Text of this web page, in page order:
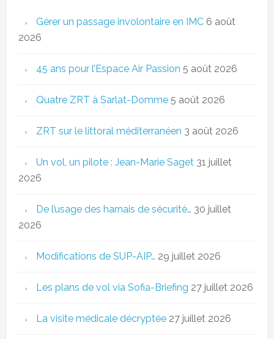
Gérer un passage involontaire en IMC 6 août
2026
45 ans pour l’Espace Air Passion 5 août 2026
Quatre ZRT à Sarlat-Domme 5 août 2026
ZRT sur le littoral méditerranéen 3 août 2026
Un vol, un pilote : Jean-Marie Saget 31 juillet
2026
De l’usage des harnais de sécurité… 30 juillet
2026
Modifications de SUP-AIP… 29 juillet 2026
Les plans de vol via Sofia-Briefing 27 juillet 2026
La visite médicale décryptée 27 juillet 2026